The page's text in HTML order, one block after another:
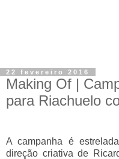
22 fevereiro 2016
Making Of |
para Riachuelo
A campanha é
direção criativa de